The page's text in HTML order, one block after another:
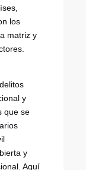
los
matriz y
y
que se
y
Aquí